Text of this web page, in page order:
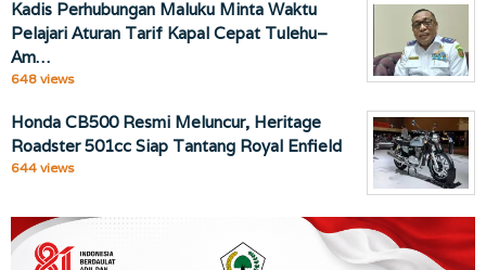
Kadis Perhubungan Maluku Minta Waktu
Pelajari Aturan Tarif Kapal Cepat Tulehu–
Am…
648 views
Honda CB500 Resmi Meluncur, Heritage
Roadster 501cc Siap Tantang Royal Enfield
644 views